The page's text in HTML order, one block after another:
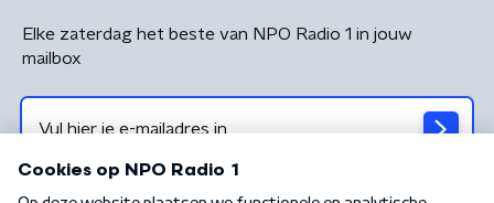
Elke zaterdag het beste van NPO Radio 1 in jouw
mailbox